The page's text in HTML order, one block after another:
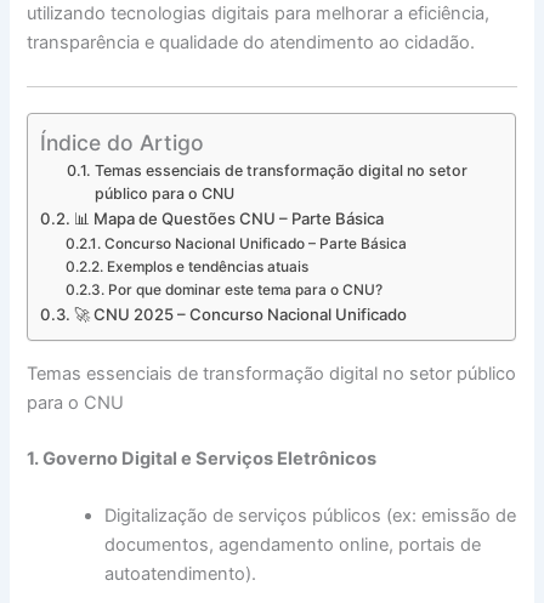
utilizando tecnologias digitais para melhorar a eficiência,
transparência e qualidade do atendimento ao cidadão.
Índice do Artigo
Temas essenciais de transformação digital no setor
público para o CNU
📊 Mapa de Questões CNU – Parte Básica
Concurso Nacional Unificado – Parte Básica
Exemplos e tendências atuais
Por que dominar este tema para o CNU?
🚀 CNU 2025 – Concurso Nacional Unificado
Temas essenciais de transformação digital no setor público
para o CNU
1. Governo Digital e Serviços Eletrônicos
Digitalização de serviços públicos (ex: emissão de
documentos, agendamento online, portais de
autoatendimento).